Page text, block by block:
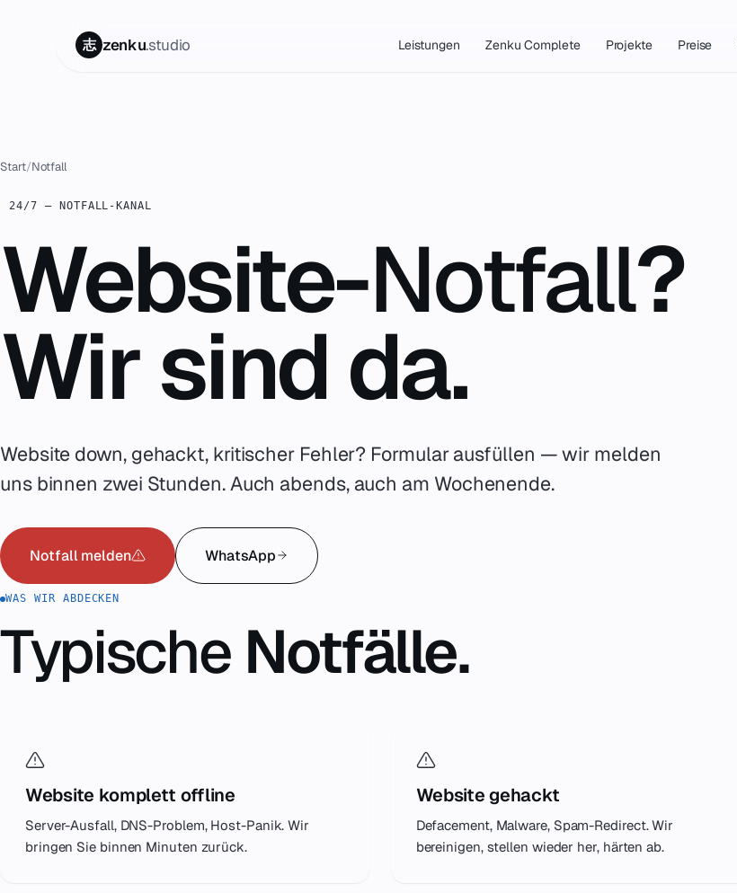
志 zenku.studio Leistungen Zenku Complete Projekte Preise
02Leistungen
03 Zenku Complete
04 Projekte
Über uns
Kontakt
07 Notfall
hello@zenku.studio
Start/Notfall
24/7 — NOTFALL-KANAL
Website-Notfall?
Wir sind da.
Website down, gehackt, kritischer Fehler? Formular ausfüllen — wir melden
uns binnen zwei Stunden. Auch abends, auch am Wochenende.
Notfall melden WhatsApp
WAS WIR ABDECKEN
Typische Notfälle.
Website komplett offline
Server-Ausfall, DNS-Problem, Host-Panik. Wir
bringen Sie binnen Minuten zurück.
Website gehackt
Defacement, Malware, Spam-Redirect. Wir
bereinigen, stellen wieder her, härten ab.